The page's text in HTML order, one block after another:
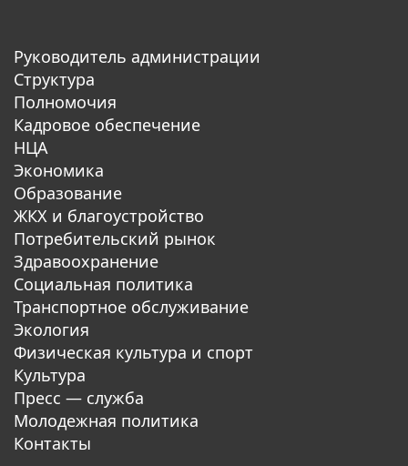
Руководитель администрации
Структура
Полномочия
Кадровое обеспечение
НЦА
Экономика
Образование
ЖКХ и благоустройство
Потребительский рынок
Здравоохранение
Социальная политика
Транспортное обслуживание
Экология
Физическая культура и спорт
Культура
Пресс — служба
Молодежная политика
Контакты